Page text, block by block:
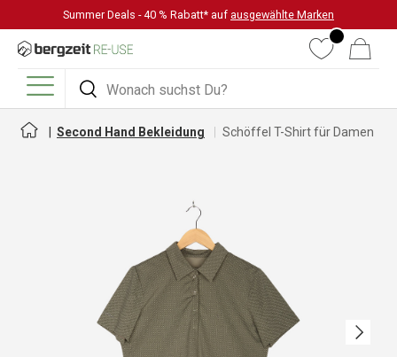
DIREKT ZUM INHALT
Summer Deals - 40 % Rabatt* auf ausgewählte Marken
Suchen
Suchen
WunschlisteWarenkorb
Menü
Second Hand Bekleidung Schöffel T-Shirt für Damen
Nächste